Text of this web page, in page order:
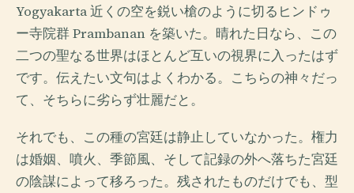
Yogyakarta 近くの空を鋭い槍のように切るヒンドゥ
ー寺院群 Prambanan を築いた。晴れた日なら、この
二つの聖なる世界はほとんど互いの視界に入ったはず
です。伝えたい文句はよくわかる。こちらの神々だっ
て、そちらに劣らず壮麗だと。
それでも、この種の宮廷は静止していなかった。権力
は婚姻、噴火、季節風、そして記録の外へ落ちた宮廷
の陰謀によって移ろった。残されたものだけでも、型